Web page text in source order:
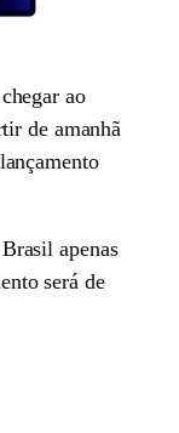
ao
de amanhã
apenas
será de